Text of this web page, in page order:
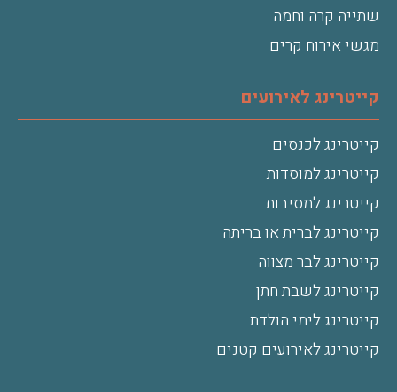
שתייה קרה וחמה
מגשי אירוח קרים
קייטרינג לאירועים
קייטרינג לכנסים
קייטרינג למוסדות
קייטרינג למסיבות
קייטרינג לברית או בריתה
קייטרינג לבר מצווה
קייטרינג לשבת חתן
קייטרינג לימי הולדת
קייטרינג לאירועים קטנים